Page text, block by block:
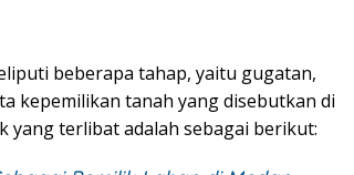
beberapa tahap, yaitu gugatan,
kepemilikan tanah yang disebutkan di
yang terlibat adalah sebagai berikut: